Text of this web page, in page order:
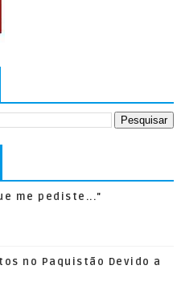
me pediste..."
no Paquistão Devido a